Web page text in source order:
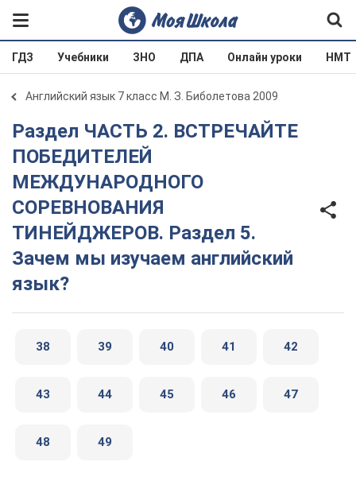
ГДЗ Учебники ЗНО ДПА Онлайн уроки НМТ
Английский язык 7 класс М. З. Биболетова 2009
Раздел ЧАСТЬ 2. ВСТРЕЧАЙТЕ
ПОБЕДИТЕЛЕЙ
МЕЖДУНАРОДНОГО
СОРЕВНОВАНИЯ
ТИНЕЙДЖЕРОВ. Раздел 5.
Зачем мы изучаем английский
язык?
38 39 40 41 42
43 44 45 46 47
48 49